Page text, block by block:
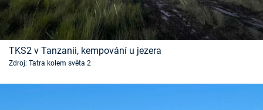
TKS2 v Tanzanii, kempování u jezera
Zdroj: Tatra kolem světa 2